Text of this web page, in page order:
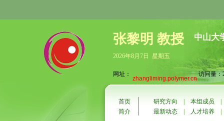
张黎明 教授 中山大
2026年8月7日 星期五
网址： zhangliming.polymer.cn访问量：
首页 研究方向 本组成员
简介
最新动态 人才培养